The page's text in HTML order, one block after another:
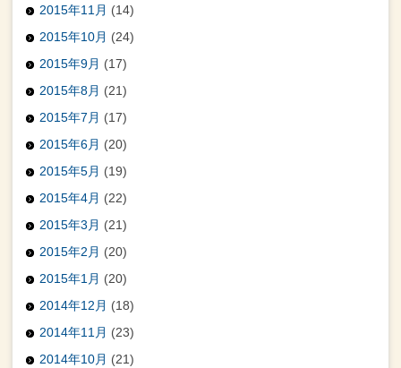
2015年11月 (14)
2015年10月 (24)
2015年9月 (17)
2015年8月 (21)
2015年7月 (17)
2015年6月 (20)
2015年5月 (19)
2015年4月 (22)
2015年3月 (21)
2015年2月 (20)
2015年1月 (20)
2014年12月 (18)
2014年11月 (23)
2014年10月 (21)